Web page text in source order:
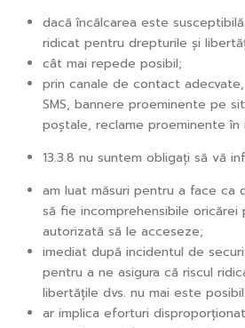
dacă încălcarea este
ridicat pentru drepturile și
cât mai repede posibil;
prin canale de contact
SMS, bannere proeminente pe
poștale, reclame proeminente în
13.3.8 nu suntem obligați să vă
am luat măsuri pentru a face ca
să fie incomprehensibile
autorizată să le acceseze;
imediat după incidentul de
pentru a ne asigura că riscul
libertățile dvs. nu mai este
ar implica eforturi